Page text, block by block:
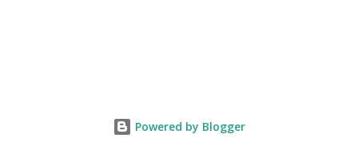
장점입니다. 하나의 일기를 여러 기기에서 자유롭게 작성하고 수
Powered by Blogger